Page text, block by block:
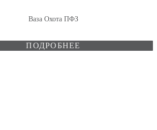
Ваза Охота ПФЗ
ПОДРОБНЕЕ